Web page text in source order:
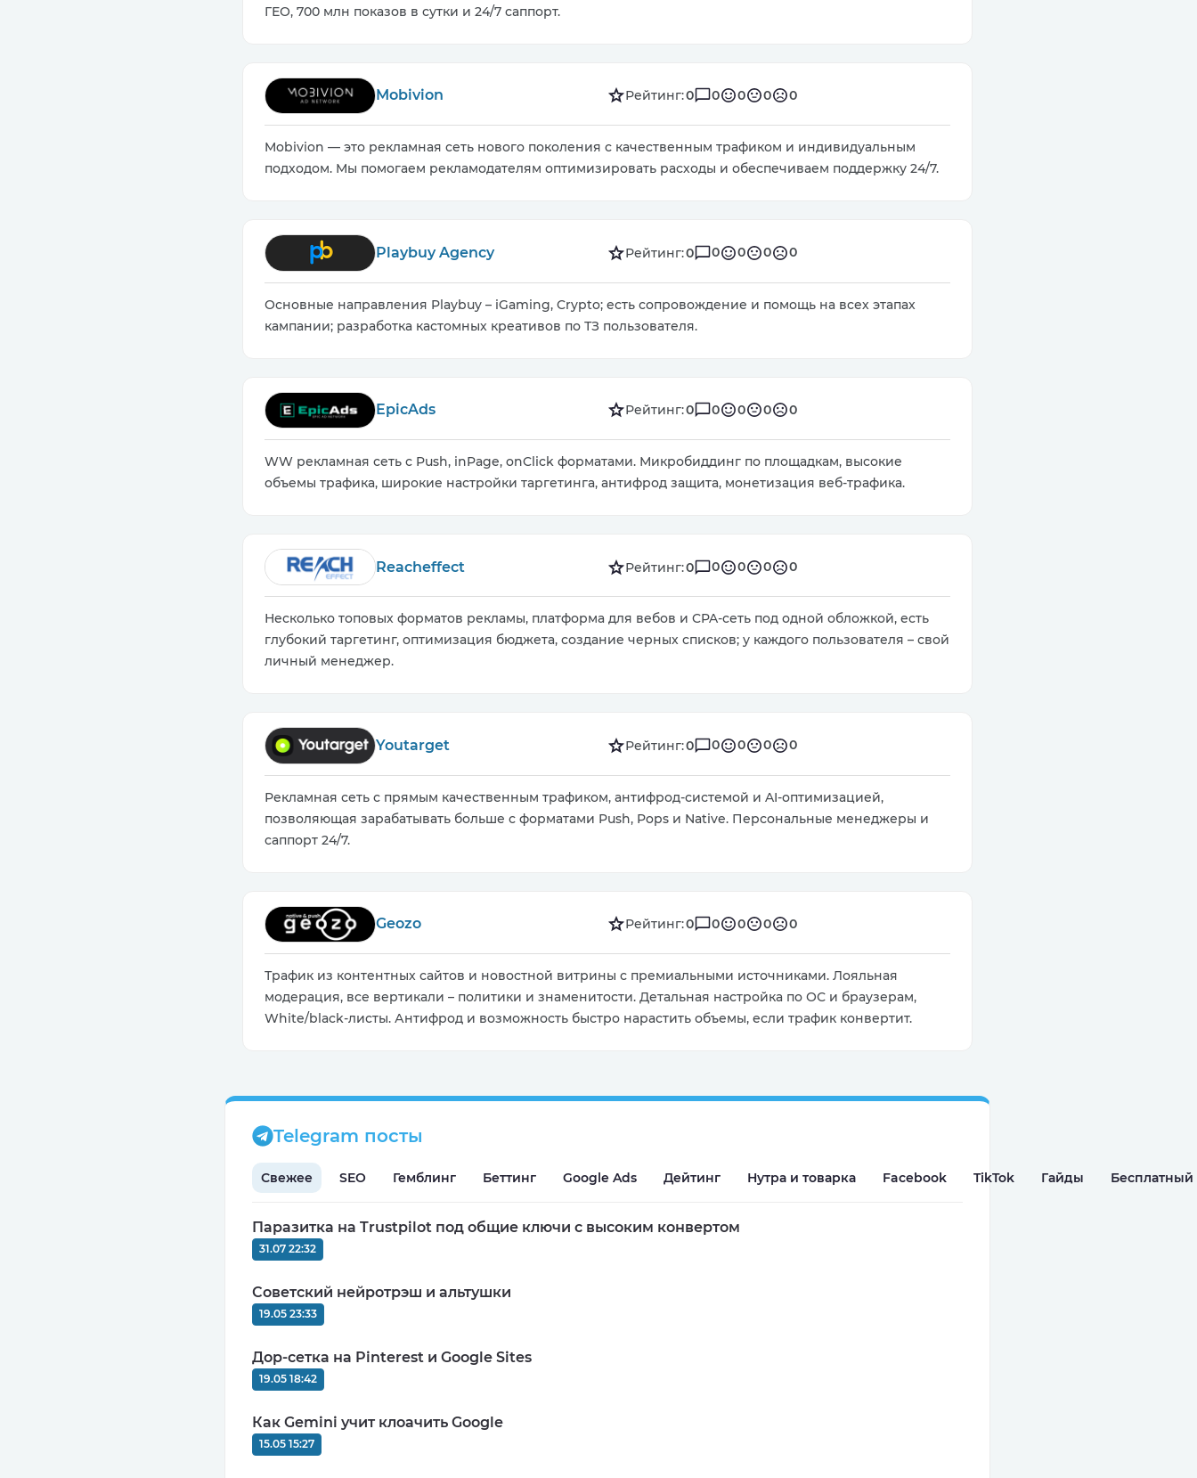
ГЕО, 700 млн показов в сутки и 24/7 саппорт.
Mobivion Рейтинг:0 0 0 0 0
Mobivion — это рекламная сеть нового поколения с качественным трафиком и индивидуальным
подходом. Мы помогаем рекламодателям оптимизировать расходы и обеспечиваем поддержку 24/7.
Playbuy Agency Рейтинг:0 0 0 0 0
Основные направления Playbuy – iGaming, Crypto; есть сопровождение и помощь на всех этапах
кампании; разработка кастомных креативов по ТЗ пользователя.
EpicAds Рейтинг:0 0 0 0 0
WW рекламная сеть с Push, inPage, onClick форматами. Микробиддинг по площадкам, высокие
объемы трафика, широкие настройки таргетинга, антифрод защита, монетизация веб-трафика.
Reacheffect Рейтинг:0 0 0 0 0
Несколько топовых форматов рекламы, платформа для вебов и CPA-сеть под одной обложкой, есть
глубокий таргетинг, оптимизация бюджета, создание черных списков; у каждого пользователя – свой
личный менеджер.
Youtarget Рейтинг:0 0 0 0 0
Рекламная сеть с прямым качественным трафиком, антифрод-системой и AI-оптимизацией,
позволяющая зарабатывать больше с форматами Push, Pops и Native. Персональные менеджеры и
саппорт 24/7.
Geozo Рейтинг:0 0 0 0 0
Трафик из контентных сайтов и новостной витрины с премиальными источниками. Лояльная
модерация, все вертикали – политики и знаменитости. Детальная настройка по ОС и браузерам,
White/black-листы. Антифрод и возможность быстро нарастить объемы, если трафик конвертит.
Telegram посты
Свежее SEO Гемблинг Беттинг Google Ads Дейтинг Нутра и товарка Facebook TikTok Гайды
Паразитка на Trustpilot под общие ключи с высоким конвертом
31.07 22:32
Советский нейротрэш и альтушки
19.05 23:33
Дор-сетка на Pinterest и Google Sites
19.05 18:42
Как Gemini учит клоачить Google
15.05 15:27